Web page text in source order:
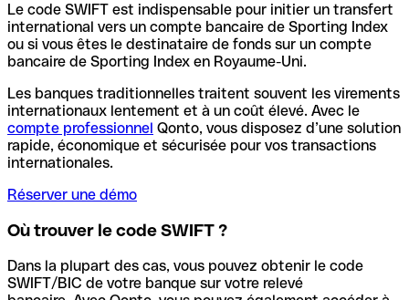
Le code SWIFT est indispensable pour initier un transfert
international vers un compte bancaire de Sporting Index
ou si vous êtes le destinataire de fonds sur un compte
bancaire de Sporting Index en Royaume-Uni.
Les banques traditionnelles traitent souvent les virements
internationaux lentement et à un coût élevé. Avec le
compte professionnel Qonto, vous disposez d’une solution
rapide, économique et sécurisée pour vos transactions
internationales.
Réserver une démo
Où trouver le code SWIFT ?
Dans la plupart des cas, vous pouvez obtenir le code
SWIFT/BIC de votre banque sur votre relevé